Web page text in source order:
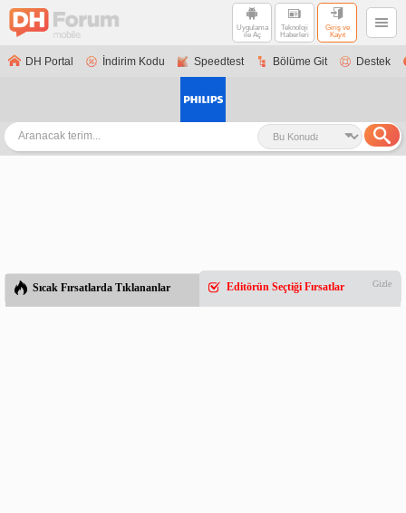
Uygulama
ile Aç
Teknoloji
Haberleri
Giriş ve
Kayıt
DH Portal İndirim Kodu Speedtest Bölüme Git Destek
Sıcak Fırsatlarda Tıklananlar Editörün Seçtiği Fırsatlar Gizle